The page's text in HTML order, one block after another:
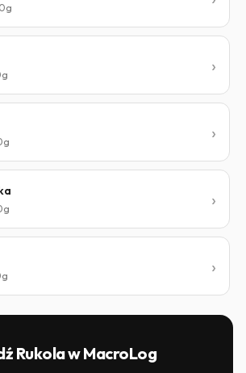
Rukola w MacroLog